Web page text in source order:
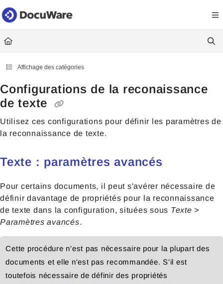
Documentation Index
Fetch the complete documentation index at: https://
Use this file to discover all available pages before exploring further.
Affichage des catégories
Configurations de la reconaissance
de texte
Utilisez ces configurations pour définir les paramètres de
la reconnaissance de texte.
Texte : paramètres avancés
Pour certains documents, il peut s'avérer nécessaire de
définir davantage de propriétés pour la reconnaissance
de texte dans la configuration, situées sous Texte >
Paramètres avancés.
Cette procédure n'est pas nécessaire pour la plupart des
documents et elle n'est pas recommandée. S'il est
toutefois nécessaire de définir des propriétés